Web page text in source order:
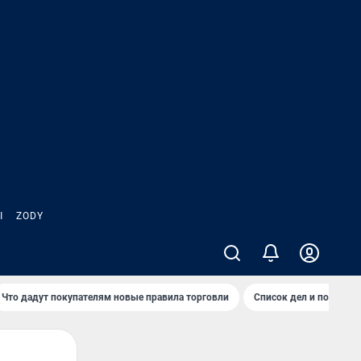
ZODY
Что дадут покупателям новые правила торговли Список дел и покупок